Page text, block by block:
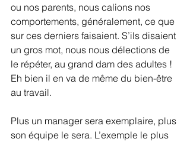
ou nos parents, nous calions nos
comportements, généralement, ce que
sur ces derniers faisaient. S’ils disaient
un gros mot, nous nous délections de
le répéter, au grand dam des adultes !
Eh bien il en va de même du bien-être
au travail.
Plus un manager sera exemplaire, plus
son équipe le sera. L’exemple le plus